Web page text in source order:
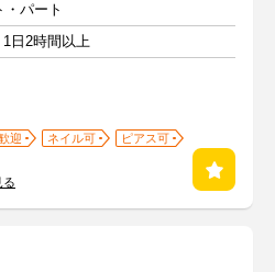
・パート
日2時間以上
迎 ネイル可
ピアス可
る